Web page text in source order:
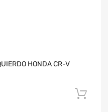
HONDA CR-V